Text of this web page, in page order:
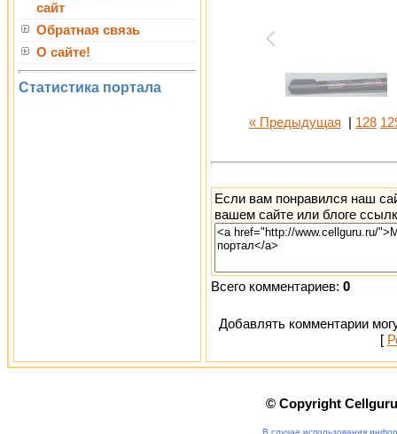
сайт
Обратная связь
О сайте!
Статистика портала
« Предыдущая 128
Если вам понравился наш
вашем сайте или блоге
Всего комментариев: 0
Добавлять комментарии
[
© Copyright